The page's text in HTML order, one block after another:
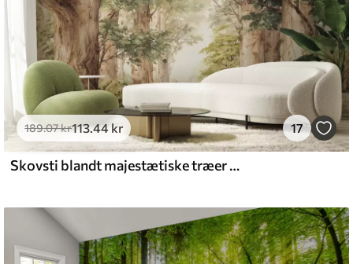
269 /m²
and Stick
.67400.00kr/m²
189.07kr113.44kr 17
Skovsti blandt majestætiske træer i akvarelstil